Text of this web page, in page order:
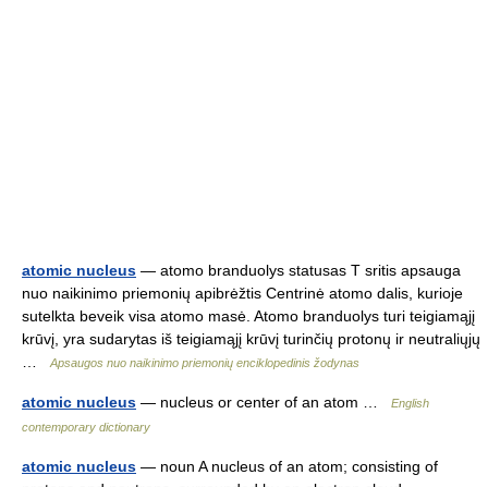
atomic nucleus — atomo branduolys statusas T sritis apsauga
nuo naikinimo priemonių apibrėžtis Centrinė atomo dalis, kurioje
sutelkta beveik visa atomo masė. Atomo branduolys turi teigiamąjį
krūvį, yra sudarytas iš teigiamąjį krūvį turinčių protonų ir neutraliųjų
Apsaugos nuo naikinimo priemonių enciklopedinis žodynas
atomic nucleus — nucleus or center of an atom …
English
contemporary dictionary
atomic nucleus — noun A nucleus of an atom; consisting of